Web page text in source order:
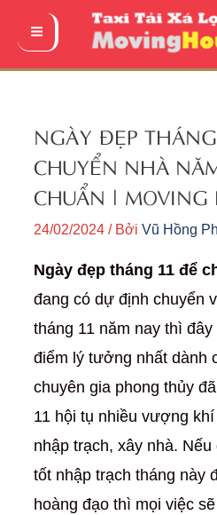
nội
Main
NGÀY ĐẸP
CHUYỂN NHÀ
CHUẨN | MOVING
24/02/2024 / Bởi Vũ Hồng
Ngày đẹp tháng 11 để
đang có dự định chuyển
tháng 11 năm nay thì
điểm lý tưởng nhất dành
chuyên gia phong thủy
11 hội tụ nhiều vượng
nhập trạch, xây nhà.
tốt nhập trạch tháng này
hoàng đạo thì mọi việc